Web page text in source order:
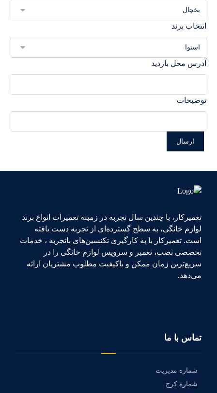
انتخاب برند
آدرس محل بازدید
توضیحات
تعمیرکار، با چندین سال تجربه در زمینه تعمیرات انواع برند
لوازم خانگی، به سطح گسترده‌ای از تجربه دست یافته
است. تعمیرکار با به کارگیری تکنسین‌های باتجربه ، خدمات
تخصصی نصب، تعمیر و سرویس لوازم خانگی را در
سریع‌ترین زمان ممکن و باکیفیت مطلوب مشتریان ارائه
می‌دهد.
تماس با ما
شماره مدیریت
شماره کرج